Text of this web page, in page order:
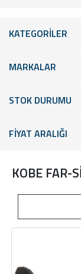
KATEGORİLER
MARKALAR
STOK DURUMU
FİYAT ARALIĞI
KOBE FAR-